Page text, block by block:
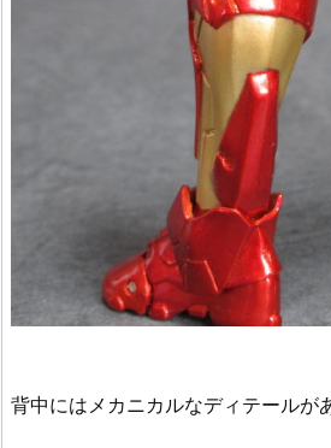
背中にはメカニカルなディテールが